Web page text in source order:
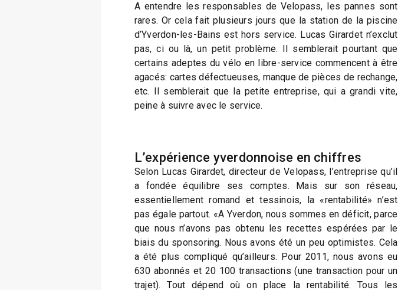
A entendre les responsables de Velopass, les pannes sont
rares. Or cela fait plusieurs jours que la station de la piscine
d’Yverdon-les-Bains est hors service. Lucas Girardet n’exclut
pas, ci ou là, un petit problème. Il semblerait pourtant que
certains adeptes du vélo en libre-service commencent à être
agacés: cartes défectueuses, manque de pièces de rechange,
etc. Il semblerait que la petite entreprise, qui a grandi vite,
peine à suivre avec le service.
L’expérience yverdonnoise en chiffres
Selon Lucas Girardet, directeur de Velopass, l’entreprise qu’il
a fondée équilibre ses comptes. Mais sur son réseau,
essentiellement romand et tessinois, la «rentabilité» n’est
pas égale partout. «A Yverdon, nous sommes en déficit, parce
que nous n’avons pas obtenu les recettes espérées par le
biais du sponsoring. Nous avons été un peu optimistes. Cela
a été plus compliqué qu’ailleurs. Pour 2011, nous avons eu
630 abonnés et 20 100 transactions (une transaction pour un
trajet). Tout dépend où on place la rentabilité. Tous les